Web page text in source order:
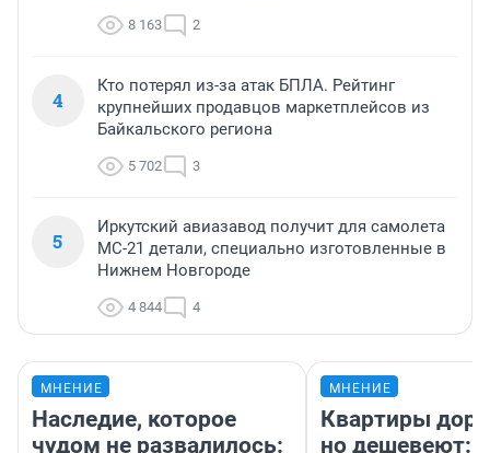
8 163 2
4
Кто потерял из-за атак БПЛА. Рейтинг
крупнейших продавцов маркетплейсов из
Байкальского региона
5 702 3
5
Иркутский авиазавод получит для самолета
МС-21 детали, специально изготовленные в
Нижнем Новгороде
4 844 4
МНЕНИЕ
Наследие, которое
чудом не развалилось:
МНЕНИЕ
Квартиры
но дешевеют: